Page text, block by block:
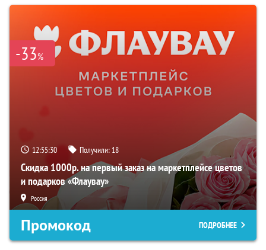
-33%
12:55:29 Получили: 18
Скидка 1000р. на первый заказ на маркетплейсе цветов
и подарков «Флаувау»
Россия
Промокод ПОДРОБНЕЕ